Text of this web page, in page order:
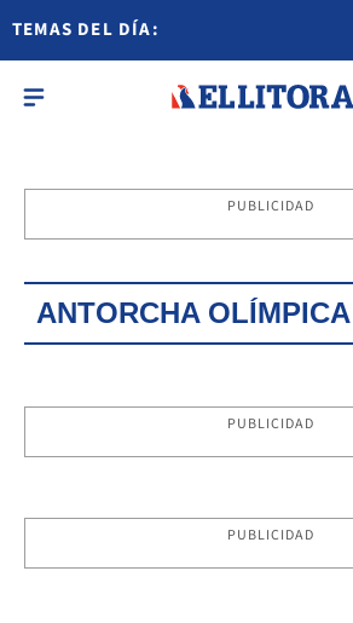
TEMAS DEL DÍA:
PUBLICIDAD
ANTORCHA OLÍMPICA
PUBLICIDAD
PUBLICIDAD